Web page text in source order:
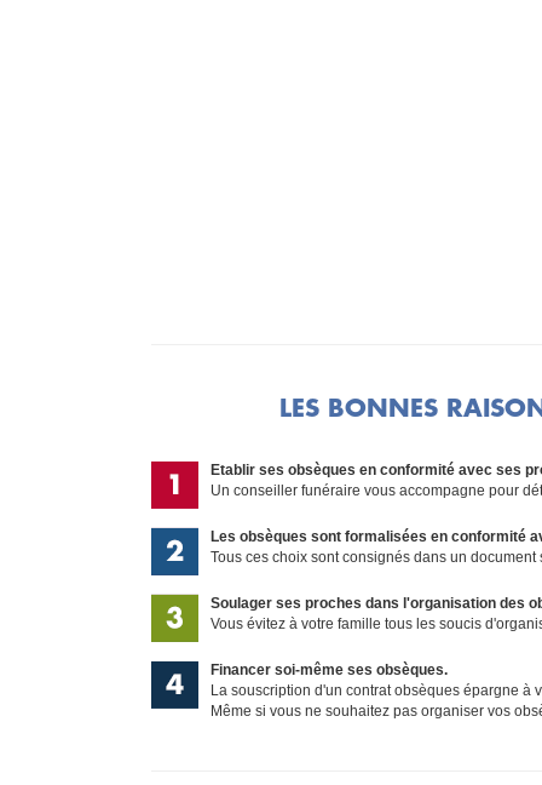
LES BONNES
Etablir ses obsèques en conformité avec ses
Un conseiller funéraire vous accompagne pour
Les obsèques sont formalisées en conformité
Tous ces choix sont consignés dans un
Soulager ses proches dans l'organisation des
Vous évitez à votre famille tous les soucis
Financer soi-même ses obsèques.
La souscription d'un contrat obsèques épargne à
Même si vous ne souhaitez pas organiser vos